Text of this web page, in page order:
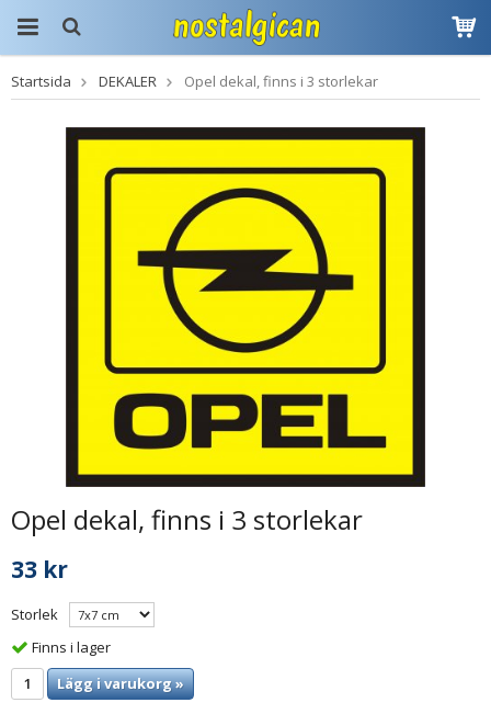
Produkten har blivit
tillagd i varukorgen
Startsida DEKALER Opel dekal, finns i 3 storlekar
Opel dekal, finns i 3 storlekar
33 kr
Storlek
Finns i lager
Lägg i varukorg »